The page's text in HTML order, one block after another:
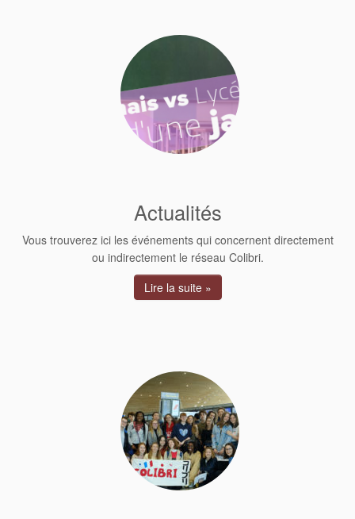
Actualités
Vous trouverez ici les événements qui concernent directement
ou indirectement le réseau Colibri.
Lire la suite »